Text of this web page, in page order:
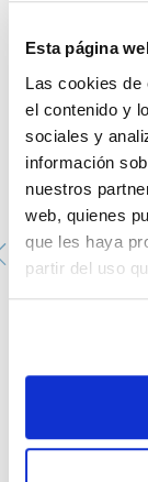
Esta página
Las cookies de
el contenido y
sociales y
información
nuestros
web, quienes
que les haya
partir del uso
Disponibilidad: